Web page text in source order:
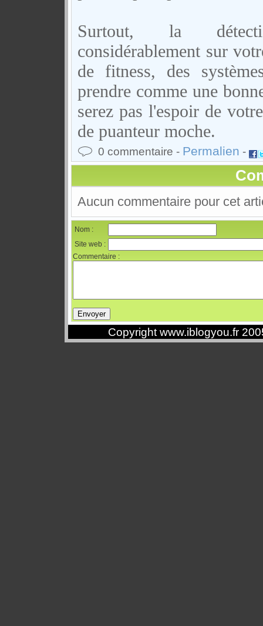
Surtout, la
considérablement sur
de fitness, des
prendre comme une
serez pas l'espoir de
de puanteur moche.
0 commentaire - Permalien -
Aucun commentaire pour cet
Nom :
Site web :
Commentaire :
Copyright www.iblogyou.fr